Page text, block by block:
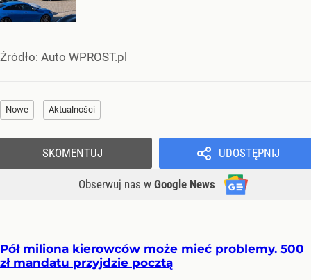
Źródło: Auto WPROST.pl
Nowe Aktualności
UDOSTĘPNIJ
Obserwuj nas w Google News
SKOMENTUJ
Pół miliona kierowców może mieć problemy. 500
zł mandatu przyjdzie pocztą